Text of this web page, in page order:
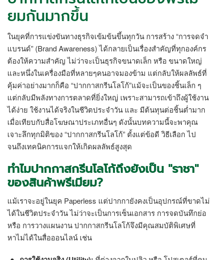
ยมกันมากขึ้น
ในยุคที่การแข่งขันทางธุรกิจเข้มข้นขึ้นทุกวัน การสร้าง “การจดจำ
แบรนด์” (Brand Awareness) ได้กลายเป็นเรื่องสำคัญที่ทุกองค์กร
ต้องให้ความสำคัญ ไม่ว่าจะเป็นธุรกิจขนาดเล็ก หรือ ขนาดใหญ่
และหนึ่งในเครื่องมือที่หลายๆคนอาจมองข้าม แต่กลับให้ผลลัพธ์ที่
คุ้มค่าอย่างมากก็คือ “ปากกาสกรีนโลโก้”แม้จะเป็นของชิ้นเล็ก ๆ
แต่กลับมีพลังทางการตลาดที่ยิ่งใหญ่ เพราะสามารถเข้าถึงผู้ใช้งาน
ได้ง่าย ใช้งานได้จริงในชีวิตประจำวัน และ มีต้นทุนต่อชิ้นต่ำมาก
เมื่อเทียบกับสื่อโฆษณาประเภทอื่นๆ ดังนั้นบทความนี้จะพาคุณ
เจาะลึกทุกมิติของ “ปากกาสกรีนโลโก้” ตั้งแต่ข้อดี วิธีเลือก ไป
จนถึงเทคนิคการแจกให้เกิดผลลัพธ์สูงสุด
ทำไมปากกาสกรีนโลโก้ถึงยังเป็น "ราชา"
ของสินค้าพรีเมียม?
แม้เราจะอยู่ในยุค Paperless แต่ปากกายังคงเป็นอุปกรณ์ที่ขาดไม่
ได้ในชีวิตประจำวัน ไม่ว่าจะเป็นการเซ็นเอกสาร การจดบันทึกย่อ
หรือ การวางแผนงาน ปากกาสกรีนโลโก้จึงมีคุณสมบัติพิเศษที่
หาไม่ได้ในสื่อออนไลน์ เช่น